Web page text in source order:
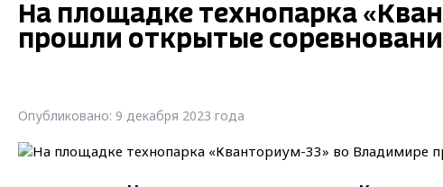
На площадке технопарка
прошли открытые
Опубликовано: 9 декабря 2023 года